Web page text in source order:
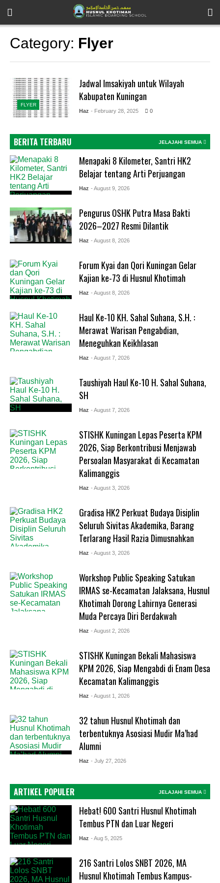
Category: Flyer
FLYER
Jadwal Imsakiyah untuk Wilayah
Kabupaten Kuningan
Haz - February 28, 2025 0
BERITA TERBARU JELAJAHI SEMUA
Menapaki 8 Kilometer, Santri HK2
Belajar tentang Arti Perjuangan
Haz - August 9, 2026
Pengurus OSHK Putra Masa Bakti
2026–2027 Resmi Dilantik
Haz - August 8, 2026
Forum Kyai dan Qori Kuningan Gelar
Kajian ke-73 di Husnul Khotimah
Haz - August 8, 2026
Haul Ke-10 KH. Sahal Suhana, S.H. :
Merawat Warisan Pengabdian,
Meneguhkan Keikhlasan
Haz - August 7, 2026
Taushiyah Haul Ke-10 H. Sahal Suhana,
SH
Haz - August 7, 2026
STISHK Kuningan Lepas Peserta KPM
2026, Siap Berkontribusi Menjawab
Persoalan Masyarakat di Kecamatan
Kalimanggis
Haz - August 3, 2026
Gradisa HK2 Perkuat Budaya Disiplin
Seluruh Sivitas Akademika, Barang
Terlarang Hasil Razia Dimusnahkan
Haz - August 3, 2026
Workshop Public Speaking Satukan
IRMAS se-Kecamatan Jalaksana, Husnul
Khotimah Dorong Lahirnya Generasi
Muda Percaya Diri Berdakwah
Haz - August 2, 2026
STISHK Kuningan Bekali Mahasiswa
KPM 2026, Siap Mengabdi di Enam Desa
Kecamatan Kalimanggis
Haz - August 1, 2026
32 tahun Husnul Khotimah dan
terbentuknya Asosiasi Mudir Ma’had
Alumni
Haz - July 27, 2026
ARTIKEL POPULER JELAJAHI SEMUA
Hebat! 600 Santri Husnul Khotimah
Tembus PTN dan Luar Negeri
Haz - Aug 5, 2025
216 Santri Lolos SNBT 2026, MA
Husnul Khotimah Tembus Kampus-